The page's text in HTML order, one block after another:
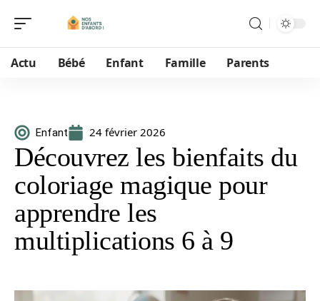
Actu Bébé Enfant Famille Parents
Enfant 24 février 2026
Découvrez les bienfaits du
coloriage magique pour
apprendre les
multiplications 6 à 9